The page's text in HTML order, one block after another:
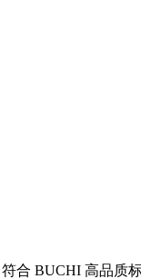
合 BUCHI 高品质